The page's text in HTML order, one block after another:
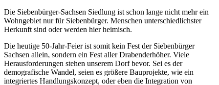
Die Siebenbürger-Sachsen Siedlung ist schon lange nicht mehr ein
Wohngebiet nur für Siebenbürger. Menschen unterschiedlichster
Herkunft sind oder werden hier heimisch.
Die heutige 50-Jahr-Feier ist somit kein Fest der Siebenbürger
Sachsen allein, sondern ein Fest aller Drabenderhöher. Viele
Herausforderungen stehen unserem Dorf bevor. Sei es der
demografische Wandel, seien es größere Bauprojekte, wie ein
integriertes Handlungskonzept, oder eben die Integration von